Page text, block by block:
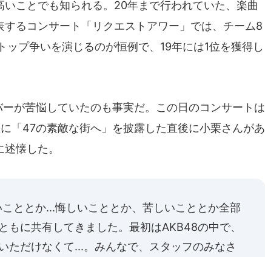
ことでも知られる。20年まで行われていた、楽曲
るコンサート「リクエストアワー」では、チーム8
プ争いを演じるのが恒例で、19年には1位を獲得し
が苦悩していたのも事実だ。この日のコンサートは
「47の素敵な街へ」を披露した直後に小栗さんがあ
懐した。
こととか...悔しいこととか、苦しいこととか全部
もに共有してきました。最初はAKB48の中で、
ただけなくて...。みんなで、スタッフのみなさ